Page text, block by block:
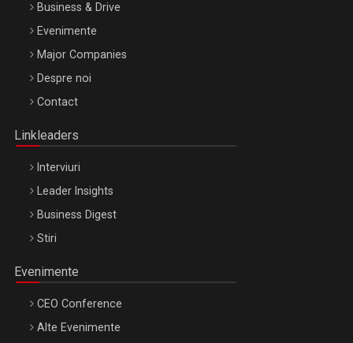
Be Inspired. Make it Happen!, ARTEMIS LETO, ORADEA, 8
Octombrie
Business & Drive
Evenimente
Major Companies
Despre noi
Contact
Linkleaders
Interviuri
Leader Insights
Business Digest
Stiri
Evenimente
CEO Conference
Alte Evenimente